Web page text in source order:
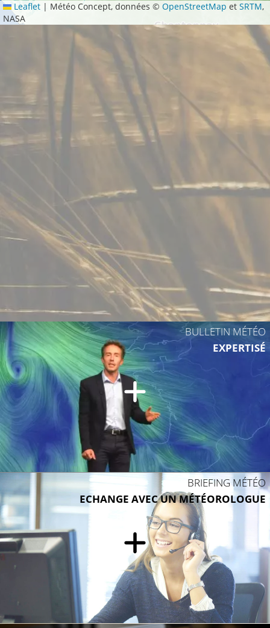
Leaflet | Météo Concept, données ©OpenStreetMap etSRTM,
NASA
BULLETIN MÉTÉO
EXPERTISÉ
BRIEFING MÉTÉO
ECHANGE AVEC UN MÉTÉOROLOGUE